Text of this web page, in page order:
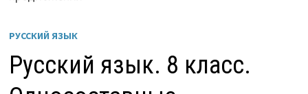
РУССКИЙ ЯЗЫК
Русский язык. 8 класс.